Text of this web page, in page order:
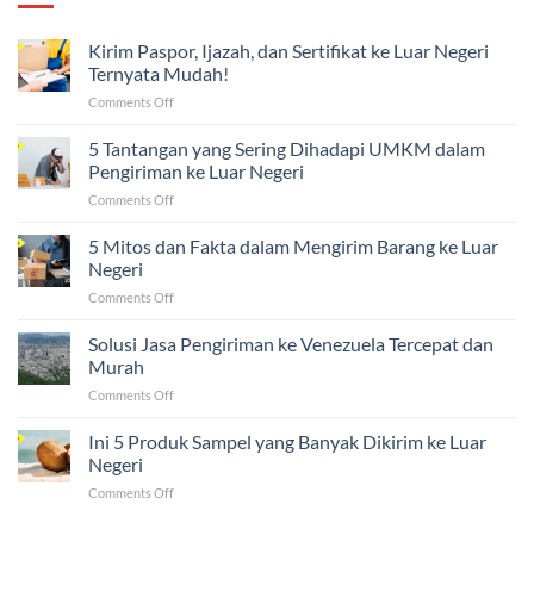
Kirim Paspor, Ijazah, dan Sertifikat ke Luar Negeri
Ternyata Mudah!
Comments Offon
Ijazah,
dan
Sertifikat
Luar
5 Tantangan yang Sering Dihadapi UMKM dalam
Pengiriman ke Luar Negeri
Comments Offon
Tantangan
yang
Dihadapi
dalam
Pengiriman
5 Mitos dan Fakta dalam Mengirim Barang ke Luar
Negeri
Comments Offon
Mitos
dan
dalam
Barang
Solusi Jasa Pengiriman ke Venezuela Tercepat dan
Murah
Comments Offon
Jasa
Pengiriman
Venezuela
Ini 5 Produk Sampel yang Banyak Dikirim ke Luar
Negeri
Comments Offon